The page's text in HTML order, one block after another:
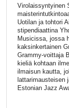
Virolaissyntyinen
Uotilan ja tohtori
stipendiaattina
Musicissa, jossa
kaksinkertainen
Grammy-voittaja
kieliä kohtaan
ilmaisun kautta,
lattarimausteisen
Estonian Jazz